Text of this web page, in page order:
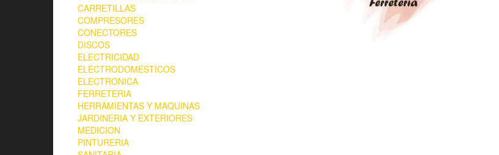
CARRETILLAS
COMPRESORES
CONECTORES
DISCOS
ELECTRICIDAD
ELECTRODOMESTICOS
ELECTRONICA
FERRETERIA
HERRAMIENTAS Y MAQUINAS
JARDINERIA Y EXTERIORES
MEDICION
PINTURERIA